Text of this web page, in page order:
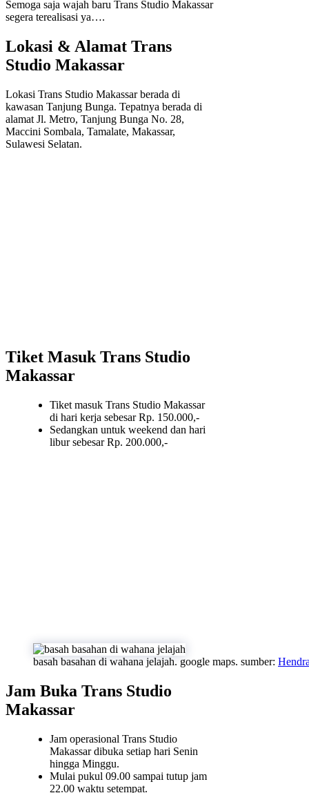
Semoga saja wajah baru Trans Studio Makassar
segera terealisasi ya….
Lokasi & Alamat Trans
Studio Makassar
Lokasi Trans Studio Makassar berada di
kawasan Tanjung Bunga. Tepatnya berada di
alamat Jl. Metro, Tanjung Bunga No. 28,
Maccini Sombala, Tamalate, Makassar,
Sulawesi Selatan.
Tiket Masuk Trans Studio
Makassar
Tiket masuk Trans Studio Makassar
di hari kerja sebesar Rp. 150.000,-
Sedangkan untuk weekend dan hari
libur sebesar Rp. 200.000,-
basah basahan di wahana jelajah. google maps. sumber:
Jam Buka Trans Studio
Makassar
Jam operasional Trans Studio
Makassar dibuka setiap hari Senin
hingga Minggu.
Mulai pukul 09.00 sampai tutup jam
22.00 waktu setempat.